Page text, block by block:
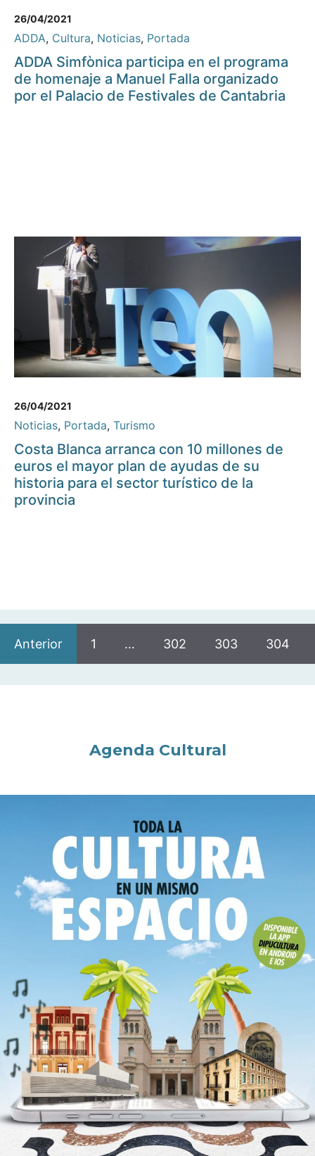
26/04/2021
ADDA, Cultura, Noticias, Portada
ADDA Simfònica participa en el programa
de homenaje a Manuel Falla organizado
por el Palacio de Festivales de Cantabria
26/04/2021
Noticias, Portada, Turismo
Costa Blanca arranca con 10 millones de
euros el mayor plan de ayudas de su
historia para el sector turístico de la
provincia
Anterior 1 … 302 303 304
Agenda Cultural